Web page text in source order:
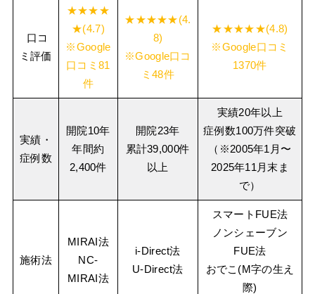
口コ
ミ評価
★★★★
★(4.7)
※Google
口コミ81
件
★★★★★(4.
8)
※Google口コ
ミ48件
★★★★★(4.8)
※Google口コミ
1370件
実績・
症例数
開院10年
年間約
2,400件
開院23年
累計39,000件
以上
実績20年以上
症例数100万件突破
（※2005年1月〜
2025年11月末ま
で）
施術法
MIRAI法
NC-
MIRAI法
i-Direct法
U-Direct法
スマートFUE法
ノンシェーブン
FUE法
おでこ(M字の生え
際)